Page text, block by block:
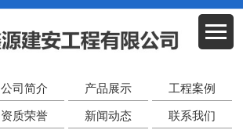
公司简介 产品展示 工程案例
资质荣誉 新闻动态 联系我们